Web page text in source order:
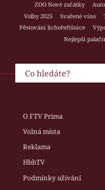
ZOO Nové začátky
Volby 2025
Svařené víno
Pěstování lichořeřišnice
Nejlepší
O FTV Prima
Volná místa
Reklama
HbbTV
Podmínky užívání